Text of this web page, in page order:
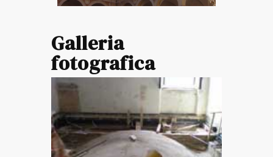
Galleria
fotografica